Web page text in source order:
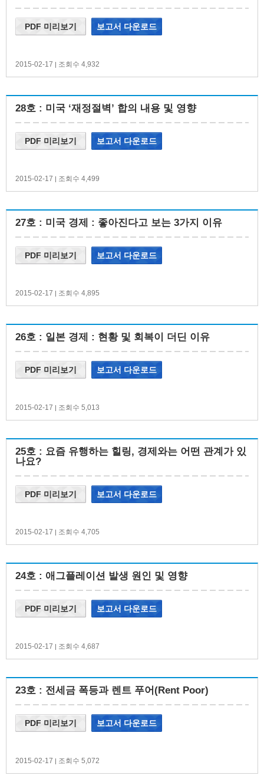
2015-02-17 | 조회수 4,932
PDF 미리보기 보고서 다운로드
28호 : 미국 ‘재정절벽’ 합의 내용 및 영향
2015-02-17 | 조회수 4,499
PDF 미리보기 보고서 다운로드
27호 : 미국 경제 : 좋아진다고 보는 3가지 이유
2015-02-17 | 조회수 4,895
PDF 미리보기 보고서 다운로드
26호 : 일본 경제 : 현황 및 회복이 더딘 이유
2015-02-17 | 조회수 5,013
PDF 미리보기 보고서 다운로드
25호 : 요즘 유행하는 힐링, 경제와는 어떤 관계가 있
나요?
2015-02-17 | 조회수 4,705
PDF 미리보기 보고서 다운로드
24호 : 애그플레이션 발생 원인 및 영향
2015-02-17 | 조회수 4,687
PDF 미리보기 보고서 다운로드
23호 : 전세금 폭등과 렌트 푸어(Rent Poor)
2015-02-17 | 조회수 5,072
PDF 미리보기 보고서 다운로드